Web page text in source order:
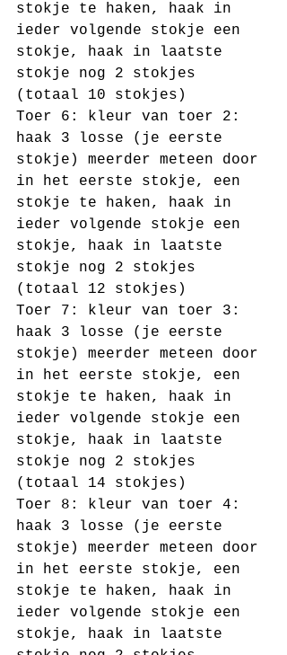
stokje te haken, haak in
ieder volgende stokje een
stokje, haak in laatste
stokje nog 2 stokjes
(totaal 10 stokjes)
Toer 6: kleur van toer 2:
haak 3 losse (je eerste
stokje) meerder meteen door
in het eerste stokje, een
stokje te haken, haak in
ieder volgende stokje een
stokje, haak in laatste
stokje nog 2 stokjes
(totaal 12 stokjes)
Toer 7: kleur van toer 3:
haak 3 losse (je eerste
stokje) meerder meteen door
in het eerste stokje, een
stokje te haken, haak in
ieder volgende stokje een
stokje, haak in laatste
stokje nog 2 stokjes
(totaal 14 stokjes)
Toer 8: kleur van toer 4:
haak 3 losse (je eerste
stokje) meerder meteen door
in het eerste stokje, een
stokje te haken, haak in
ieder volgende stokje een
stokje, haak in laatste